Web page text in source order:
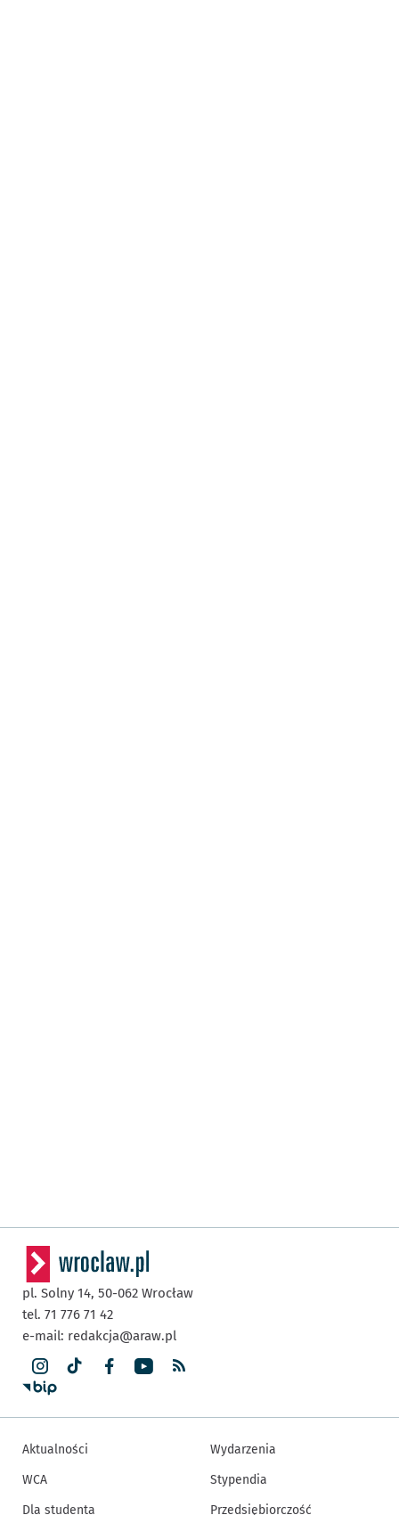
pl. Solny 14, 50-062 Wrocław
tel. 71 776 71 42
e-mail: redakcja@araw.pl
Aktualności
WCA
Dla studenta
Wydarzenia
Stypendia
Przedsiębiorczość